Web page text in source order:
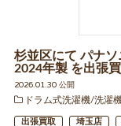
杉並区にて パナ
2024年製 を出張
2026.01.30 公開
ドラム式洗濯機/洗濯
出張買取 埼玉店